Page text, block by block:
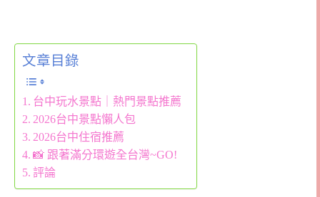
文章目錄
台中玩水景點｜熱門景點推薦
2026台中景點懶人包
2026台中住宿推薦
📸 跟著滿分環遊全台灣~GO!
評論